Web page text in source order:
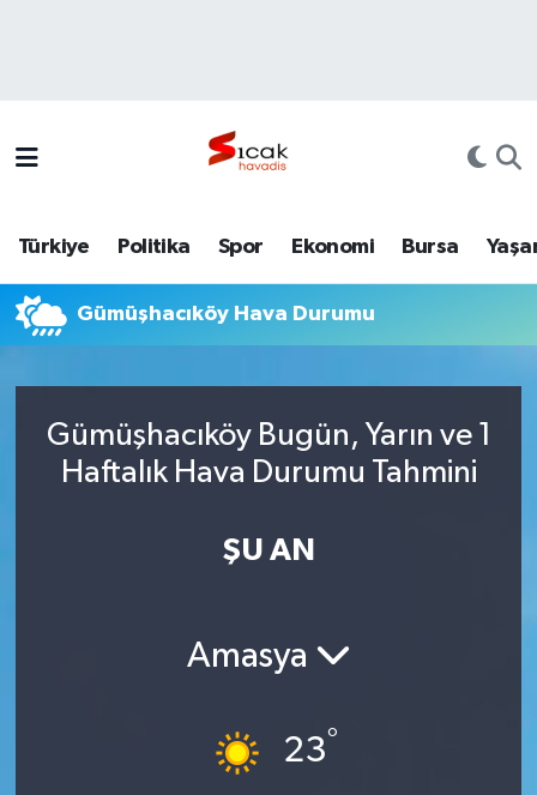
Türkiye Politika Spor Ekonomi Bursa
Gümüşhacıköy Hava Durumu
Gümüşhacıköy Bugün, Yarın ve 1
Haftalık Hava Durumu Tahmini
ŞU AN
Amasya
23°
Türkiye
Haber Arşivi